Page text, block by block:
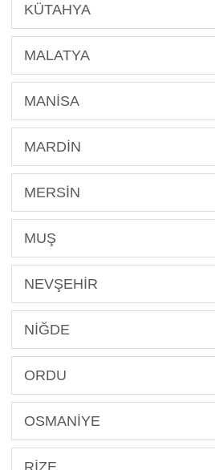
KÜTAHYA
MALATYA
MANİSA
MARDİN
MERSİN
MUŞ
NEVŞEHİR
NİĞDE
ORDU
OSMANİYE
RİZE